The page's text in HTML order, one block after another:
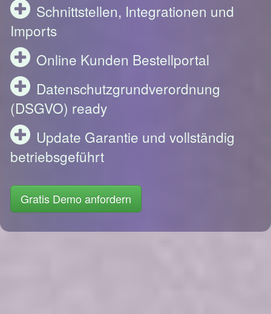
Schnittstellen, Integrationen und
Imports
Online Kunden Bestellportal
Datenschutzgrundverordnung
(DSGVO) ready
Update Garantie und vollständig
betriebsgeführt
Gratis Demo anfordern